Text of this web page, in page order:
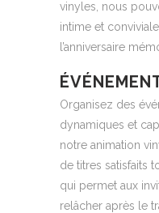
vinyles, nous
intime et
l’anniversaire
Organisez des
dynamiques et
notre animation
de titres satisfaits
qui permet aux
relâcher après le